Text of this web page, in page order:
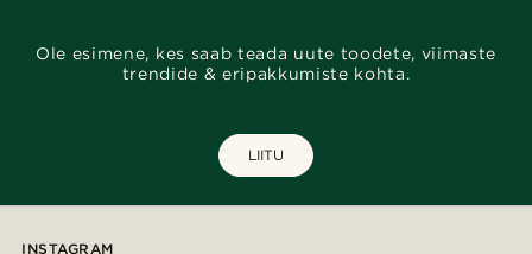
Ole esimene, kes saab teada uute toodete, viimaste
trendide & eripakkumiste kohta.
LIITU
INSTAGRAM